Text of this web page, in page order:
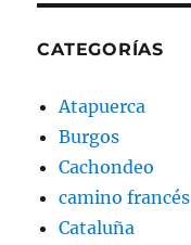
CATEGORÍAS
Atapuerca
Burgos
Cachondeo
camino francés
Cataluña